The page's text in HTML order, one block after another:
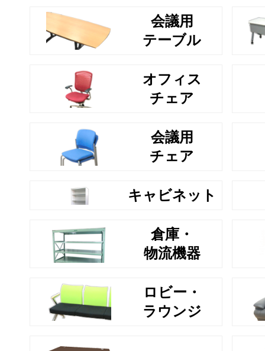
会議用
テーブル
オフィス
チェア
会議用
チェア
キャビネット
倉庫・
物流機器
ロビー・
ラウンジ